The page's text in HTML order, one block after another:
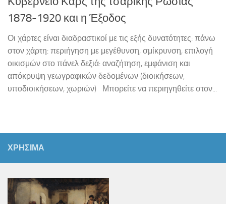
1878-1920 και η Έξοδος
Οι χάρτες είναι διαδραστικοί με τις εξής δυνατότητες: πάνω
στον χάρτη: περιήγηση με μεγέθυνση, σμίκρυνση, επιλογή
οικισμών στο πάνελ δεξιά: αναζήτηση, εμφάνιση και
απόκρυψη γεωγραφικών δεδομένων (διοικήσεων,
υποδιοικήσεων, χωριών) Μπορείτε να περιηγηθείτε στον...
ΧΡΗΣΙΜΑ